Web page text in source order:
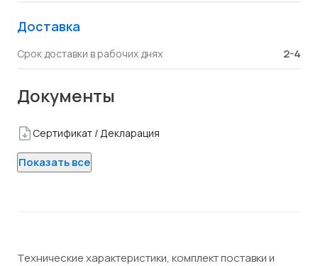
Доставка
Срок доставки в рабочих днях 2-4
Документы
Сертификат / Декларация
Показать все
Технические характеристики, комплект поставки и